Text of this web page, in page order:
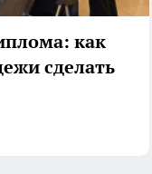
как
сделать